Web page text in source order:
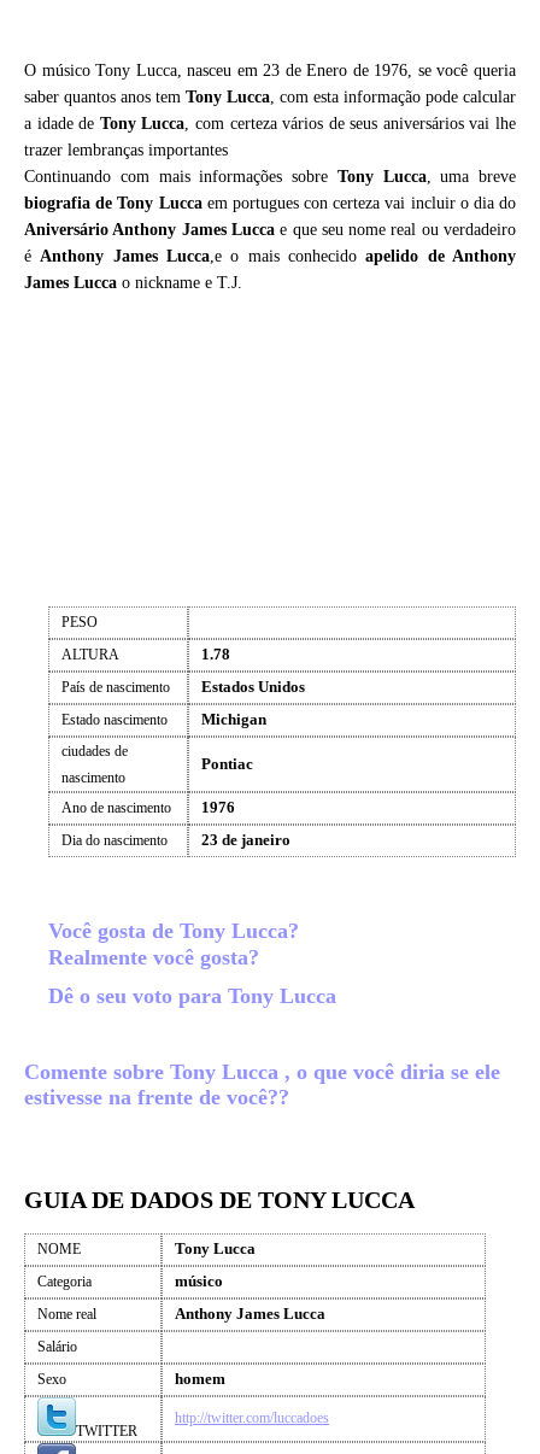
O músico Tony Lucca, nasceu em 23 de Enero de 1976, se você queria
saber quantos anos tem Tony Lucca, com esta informação pode calcular
a idade de Tony Lucca, com certeza vários de seus aniversários vai lhe
trazer lembranças importantes
Continuando com mais informações sobre Tony Lucca, uma breve
biografia deTony Luccaem portugues con certeza vai incluir o dia do
Aniversário Anthony James Luccae que seu nome real ou verdadeiro
éAnthony James Lucca,e o mais conhecidoapelido de Anthony
James Lucca o nickname e T.J.
PESO
ALTURA
1.78
País de nascimento Estados Unidos
Estado nascimento Michigan
ciudades de
nascimento
Pontiac
Ano de nascimento 1976
Dia do nascimento 23 de janeiro
Você gosta de Tony Lucca?
Realmente você gosta?
Dê o seu voto para Tony Lucca
Comente sobre Tony Lucca , o que você diria se ele
estivesse na frente de você??
GUIA DE DADOS DE TONY LUCCA
NOME Tony Lucca
Categoria músico
Nome real Anthony James Lucca
Salário
Sexo
homem
TWITTER
http://twitter.com/luccadoes